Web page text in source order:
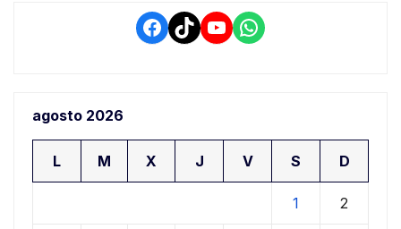
Facebook
TikTokYouTube
WhatsApp
agosto 2026
L M X J V S D
1 2